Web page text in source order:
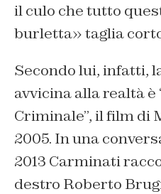
il culo che tutto
burletta» taglia
Secondo lui, infatti,
avvicina alla realtà è
Criminale”, il film di
2005. In una
2013 Carminati
destro Roberto